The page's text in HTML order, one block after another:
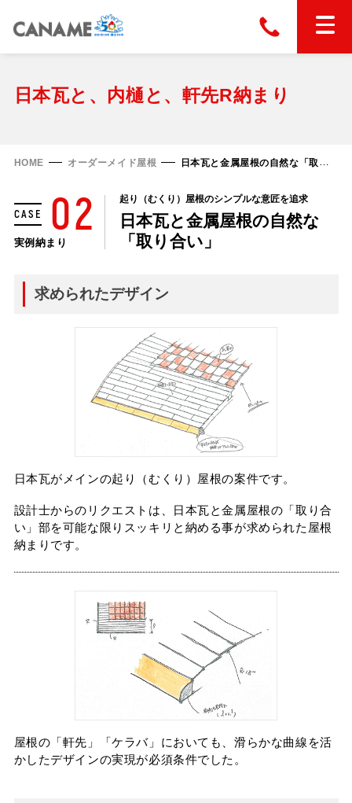
ホーム
スタンディングロック
フリーハットⅡ型
フラットライン
エコウェーブ
横葺き屋根
タイマルーフ M型
タイマルーフ F25
タイマルーフ T型
カナメ一文字葺き
洋瓦王(ヨウガオウ)
Vi65 PLUS
Vi75・Vi125
換気棟システム
換気棟システム
デザイン軒樋
屋根の改修
お問い合わせ
日本瓦と、内樋と、軒先R納まり
HOME オーダーメイド屋根 日本瓦と金属屋根の自然な「取り合い」
CASE 02
実例納まり
起り（むくり）屋根のシンプルな意匠を追求
日本瓦と金属屋根の自然な
「取り合い」
求められたデザイン
日本瓦がメインの起り（むくり）屋根の案件です。
設計士からのリクエストは、日本瓦と金属屋根の「取り合
い」部を可能な限りスッキリと納める事が求められた屋根
納まりです。
屋根の「軒先」「ケラバ」においても、滑らかな曲線を活
かしたデザインの実現が必須条件でした。